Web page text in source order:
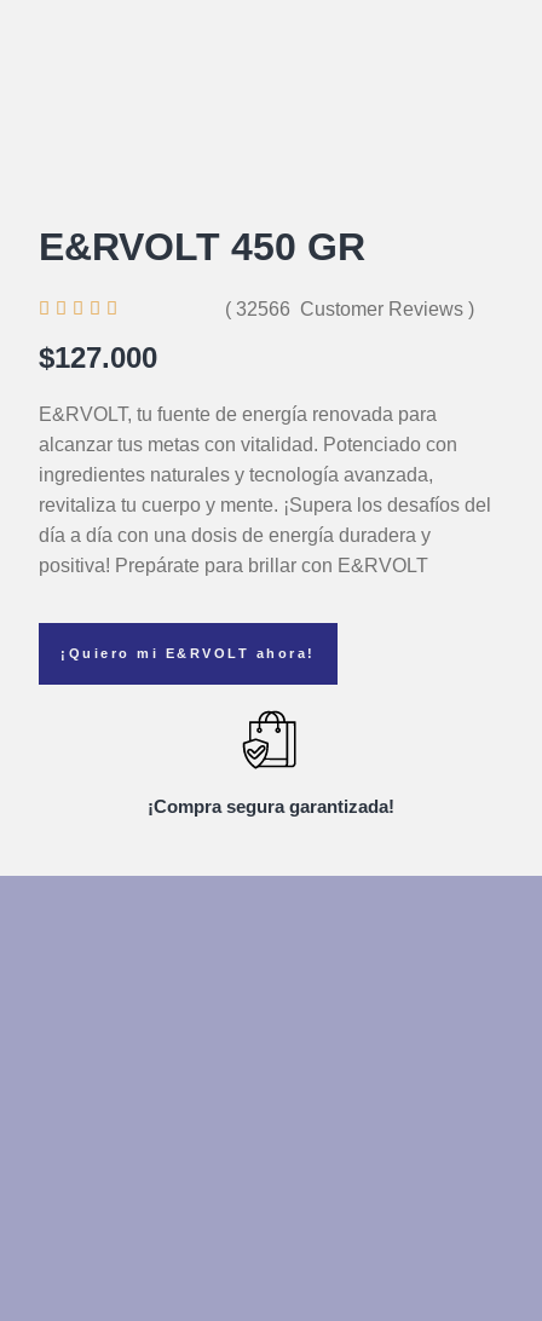
E&RVOLT 450 GR
     ( 32566 Customer Reviews )
$127.000
E&RVOLT, tu fuente de energía renovada para
alcanzar tus metas con vitalidad. Potenciado con
ingredientes naturales y tecnología avanzada,
revitaliza tu cuerpo y mente. ¡Supera los desafíos del
día a día con una dosis de energía duradera y
positiva! Prepárate para brillar con E&RVOLT
¡Quiero mi E&RVOLT ahora!
¡Compra segura garantizada!